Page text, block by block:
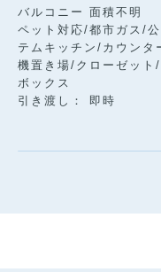
バルコニー 面積不明
ペット対応/都市ガス/
テムキッチン/カウンタ
機置き場/クローゼット
ボックス
引き渡し： 即時